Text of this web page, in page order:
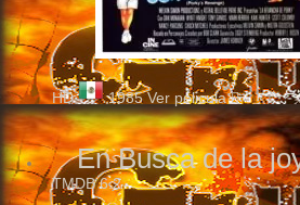
HD 1985 Ver pelicula
En Busca de la
TMDB6.2